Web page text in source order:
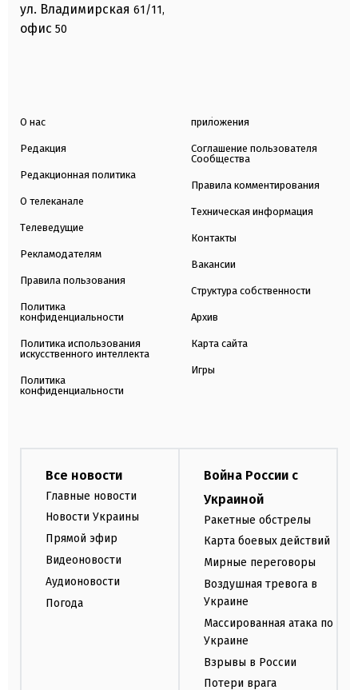
ул. Владимирская 61/11,
офис 50
О нас
Редакция
Редакционная политика
О телеканале
Телеведущие
Рекламодателям
Правила пользования
Политика
конфиденциальности
Политика использования
искусственного интеллекта
Политика
конфиденциальности
приложения
Соглашение пользователя
Сообщества
Правила комментирования
Техническая информация
Контакты
Вакансии
Структура собственности
Архив
Карта сайта
Игры
Все новости
Главные новости
Новости Украины
Прямой эфир
Видеоновости
Аудионовости
Погода
Война России с
Украиной
Ракетные обстрелы
Карта боевых действий
Мирные переговоры
Воздушная тревога в
Украине
Массированная атака по
Украине
Взрывы в России
Потери врага